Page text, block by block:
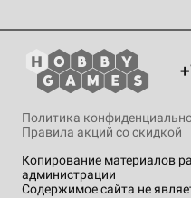
Копирование материалов
администрации
Содержимое сайта не
Политика
Правила акций со скидкой